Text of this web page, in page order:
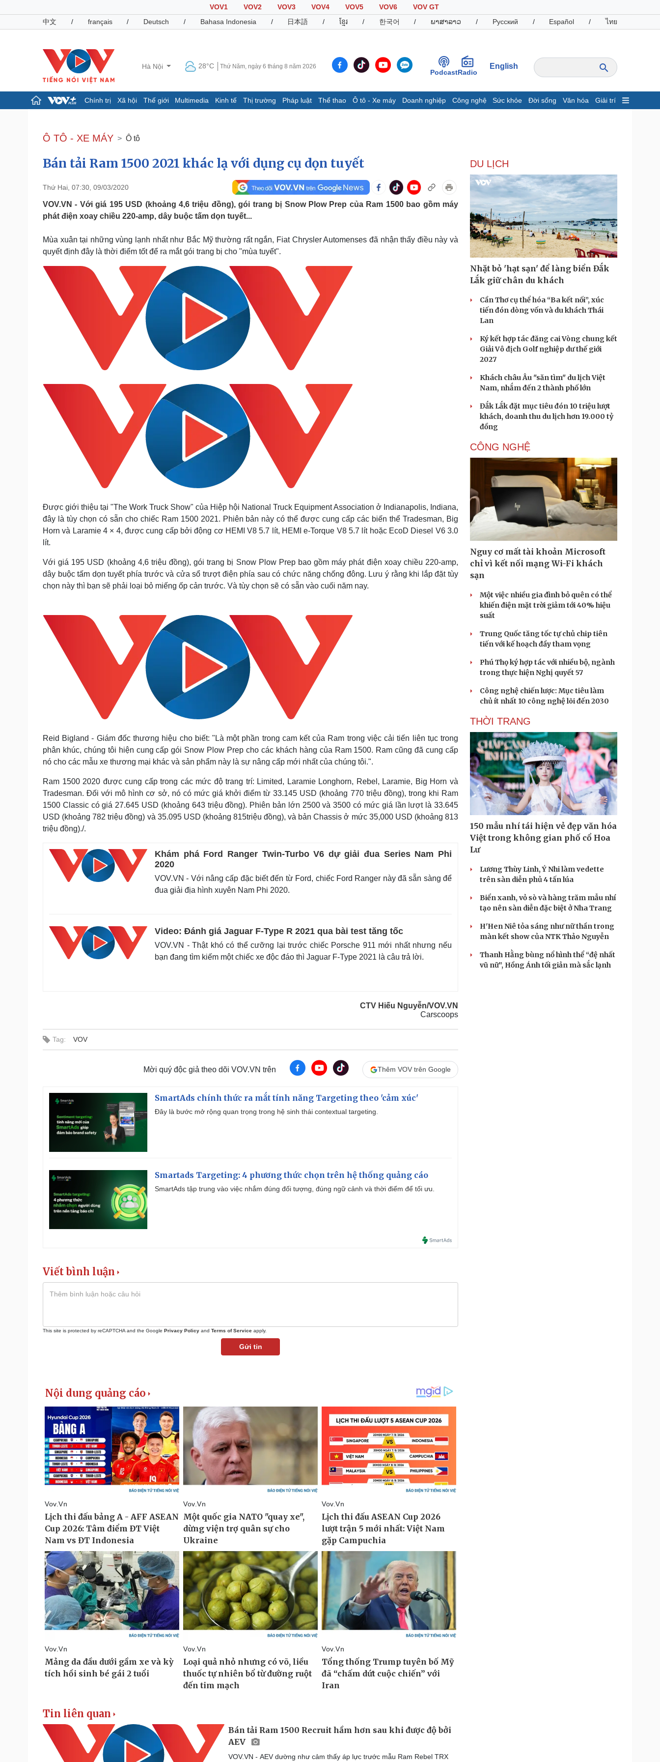
VOV1 VOV2 VOV3 VOV4 VOV5 VOV6
VOV GT
中文
/ français / Deutsch / Bahasa Indonesia / 日本語 / ខ្មែរ / 한국어 / ພາສາລາວ / Русский / Español / ไทย
Hà Nội 28°C Thứ Năm, ngày 6 tháng 8 năm 2026
PodcastRadio
English
Chính trị Xã hội Thế giới Multimedia Kinh tế Thị trường Pháp luật Thể thao Ô tô - Xe máy Doanh nghiệp Công nghệ Sức khỏe Đời sống Văn hóa Giải trí
Đảng
Tổ chức nhân sự
Nhận diện sự thật
Dấu ấn VOV
E-Magazine
Infographic
Giá cà phê
Pháp luật
Vụ án
Tư vấn luật
Quân sự - Quốc phòng
Vũ khí
Phân tích
Thể thao
Bóng đá
Thế giới thể thao
eSports
Hậu trường
Ô tô - Xe máy
Doanh nghiệp
Thông tin doanh nghiệp
Doanh nghiệp 24h
Doanh nhân
Vì cộng đồng
Công nghệ
Sành điệu
Tin Công nghệ
Trải nghiệm
Chuyển đổi số
Sức khỏe
Dinh dưỡng - món ngon
Cây thuốc
Sản phụ khoa
Nhi khoa
Nam khoa
Làm đẹp - giảm cân
Phòng mạch online
Ăn sạch sống khỏe
Đời sống
Nhà đẹp
Blog
Tình yêu - Gia đình
Sân khấu - Điện ảnh
Văn học
Âm nhạc
Di sản
Giải trí
Nghệ sĩ
Podcast
Đọc truyện đêm khuya
Cửa sổ tình yêu
Ô TÔ - XE MÁY Ô tô
Bán tải Ram 1500 2021 khác lạ với dụng cụ dọn tuyết
Thứ Hai, 07:30, 09/03/2020
VOV.VN - Với giá 195 USD (khoảng 4,6 triệu đồng), gói trang bị Snow Plow Prep của Ram 1500 bao gồm máy
phát điện xoay chiều 220-amp, dây buộc tấm dọn tuyết...
Mùa xuân tại những vùng lạnh nhất như Bắc Mỹ thường rất ngắn, Fiat Chrysler Automenses đã nhận thấy điều này và
quyết định đây là thời điểm tốt để ra mắt gói trang bị cho "mùa tuyết".
Được giới thiệu tại "The Work Truck Show" của Hiệp hội National Truck Equipment Association ở Indianapolis, Indiana,
đây là tùy chọn có sẵn cho chiếc Ram 1500 2021. Phiên bản này có thể được cung cấp các biến thể Tradesman, Big
Horn và Laramie 4 × 4, được cung cấp bởi động cơ HEMI V8 5.7 lít, HEMI e-Torque V8 5.7 lít hoặc EcoD Diesel V6 3.0
lít.
Với giá 195 USD (khoảng 4,6 triệu đồng), gói trang bị Snow Plow Prep bao gồm máy phát điện xoay chiều 220-amp,
dây buộc tấm dọn tuyết phía trước và cửa sổ trượt điện phía sau có chức năng chống đông. Lưu ý rằng khi lắp đặt tùy
chọn này thì bạn sẽ phải loại bỏ miếng ốp cản trước. Và tùy chọn sẽ có sẵn vào cuối năm nay.
Reid Bigland - Giám đốc thương hiệu cho biết: "Là một phần trong cam kết của Ram trong việc cải tiến liên tục trong
phân khúc, chúng tôi hiện cung cấp gói Snow Plow Prep cho các khách hàng của Ram 1500. Ram cũng đã cung cấp
nó cho các mẫu xe thương mại khác và sản phẩm này là sự nâng cấp mới nhất của chúng tôi.".
Ram 1500 2020 được cung cấp trong các mức độ trang trí: Limited, Laramie Longhorn, Rebel, Laramie, Big Horn và
Tradesman. Đối với mô hình cơ sở, nó có mức giá khởi điểm từ 33.145 USD (khoảng 770 triệu đồng), trong khi Ram
1500 Classic có giá 27.645 USD (khoảng 643 triệu đồng). Phiên bản lớn 2500 và 3500 có mức giá lần lượt là 33.645
USD (khoảng 782 triệu đồng) và 35.095 USD (khoảng 815triệu đồng), và bản Chassis ở mức 35,000 USD (khoảng 813
triệu đồng)./.
Khám phá Ford Ranger Twin-Turbo V6 dự giải đua Series Nam Phi
2020
VOV.VN - Với nâng cấp đặc biết đến từ Ford, chiếc Ford Ranger này đã sẵn sàng để
đua giải địa hình xuyên Nam Phi 2020.
Video: Đánh giá Jaguar F-Type R 2021 qua bài test tăng tốc
VOV.VN - Thật khó có thể cưỡng lại trước chiếc Porsche 911 mới nhất nhưng nếu
bạn đang tìm kiếm một chiếc xe độc đáo thì Jaguar F-Type 2021 là câu trả lời.
CTV Hiếu Nguyễn/VOV.VN
Carscoops
Tag: VOV
Mời quý độc giả theo dõi VOV.VN trên Thêm VOV trên Google
SmartAds chính thức ra mắt tính năng Targeting theo 'cảm xúc'
Đây là bước mở rộng quan trọng trong hệ sinh thái contextual targeting.
Smartads Targeting: 4 phương thức chọn trên hệ thống quảng cáo
SmartAds tập trung vào việc nhắm đúng đối tượng, đúng ngữ cảnh và thời điểm để tối ưu.
Viết bình luận
This site is protected by reCAPTCHA and the Google Privacy Policy and Terms of Service apply.
Gửi tin
Tin liên quan
Bán tải Ram 1500 Recruit hầm hơn sau khi được độ bởi
AEV
VOV.VN - AEV dường như cảm thấy áp lực trước mẫu Ram Rebel TRX
DU LỊCH
Nhặt bỏ 'hạt sạn' để làng biển Đắk
Lắk giữ chân du khách
Cần Thơ cụ thể hóa “Ba kết nối”, xúc
tiến đón dòng vốn và du khách Thái
Lan
Ký kết hợp tác đăng cai Vòng chung kết
Giải Vô địch Golf nghiệp dư thế giới
2027
Khách châu Âu "săn tìm" du lịch Việt
Nam, nhắm đến 2 thành phố lớn
Đắk Lắk đặt mục tiêu đón 10 triệu lượt
khách, doanh thu du lịch hơn 19.000 tỷ
đồng
CÔNG NGHỆ
Nguy cơ mất tài khoản Microsoft
chỉ vì kết nối mạng Wi-Fi khách
sạn
Một việc nhiều gia đình bỏ quên có thể
khiến điện mặt trời giảm tới 40% hiệu
suất
Trung Quốc tăng tốc tự chủ chip tiên
tiến với kế hoạch đầy tham vọng
Phú Thọ ký hợp tác với nhiều bộ, ngành
trong thực hiện Nghị quyết 57
Công nghệ chiến lược: Mục tiêu làm
chủ ít nhất 10 công nghệ lõi đến 2030
THỜI TRANG
150 mẫu nhí tái hiện vẻ đẹp văn hóa
Việt trong không gian phố cổ Hoa
Lư
Lương Thùy Linh, Ý Nhi làm vedette
trên sàn diễn phủ 4 tấn lúa
Biển xanh, vỏ sò và hàng trăm mẫu nhí
tạo nên sàn diễn đặc biệt ở Nha Trang
H'Hen Niê tỏa sáng như nữ thần trong
màn kết show của NTK Thảo Nguyễn
Thanh Hằng bùng nổ hình thể “đệ nhất
vũ nữ”, Hồng Ánh tối giản mà sắc lạnh